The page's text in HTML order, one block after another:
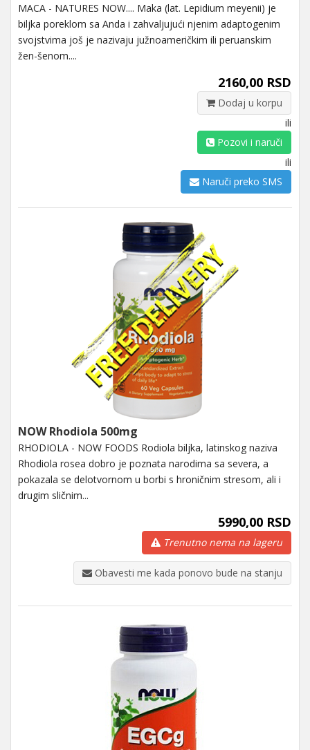
MACA - NATURES NOW.... Maka (lat. Lepidium meyenii) je
biljka poreklom sa Anda i zahvaljujući njenim adaptogenim
svojstvima još je nazivaju južnoameričkim ili peruanskim
žen-šenom....
2160,00 RSD
Dodaj u korpu
ili
Pozovi i naruči
ili
Naruči preko SMS
NOW Rhodiola 500mg
RHODIOLA - NOW FOODS Rodiola biljka, latinskog naziva
Rhodiola rosea dobro je poznata narodima sa severa, a
pokazala se delotvornom u borbi s hroničnim stresom, ali i
drugim sličnim...
5990,00 RSD
Trenutno nema na lageru
Obavesti me kada ponovo bude na stanju